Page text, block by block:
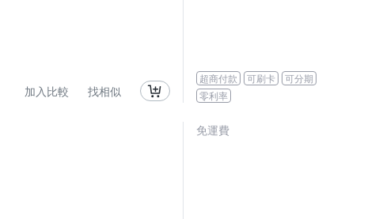
加入比較 找相似
超商付款 可刷卡
可分期
零利率
免運費